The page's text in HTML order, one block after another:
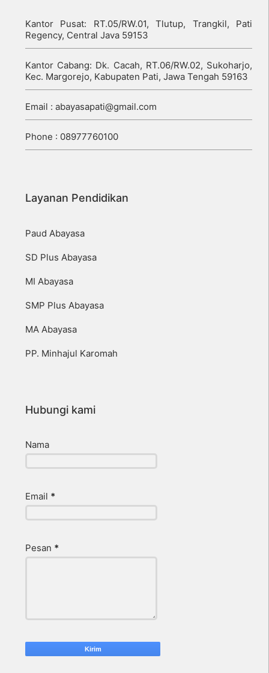
Kantor Pusat: RT.05/RW.01, Tlutup, Trangkil, Pati
Regency, Central Java 59153
Kantor Cabang: Dk. Cacah, RT.06/RW.02, Sukoharjo,
Kec. Margorejo, Kabupaten Pati, Jawa Tengah 59163
Email : abayasapati@gmail.com
Phone : 08977760100
Layanan Pendidikan
Paud Abayasa
SD Plus Abayasa
MI Abayasa
SMP Plus Abayasa
MA Abayasa
PP. Minhajul Karomah
Hubungi kami
Nama
Email *
Pesan *